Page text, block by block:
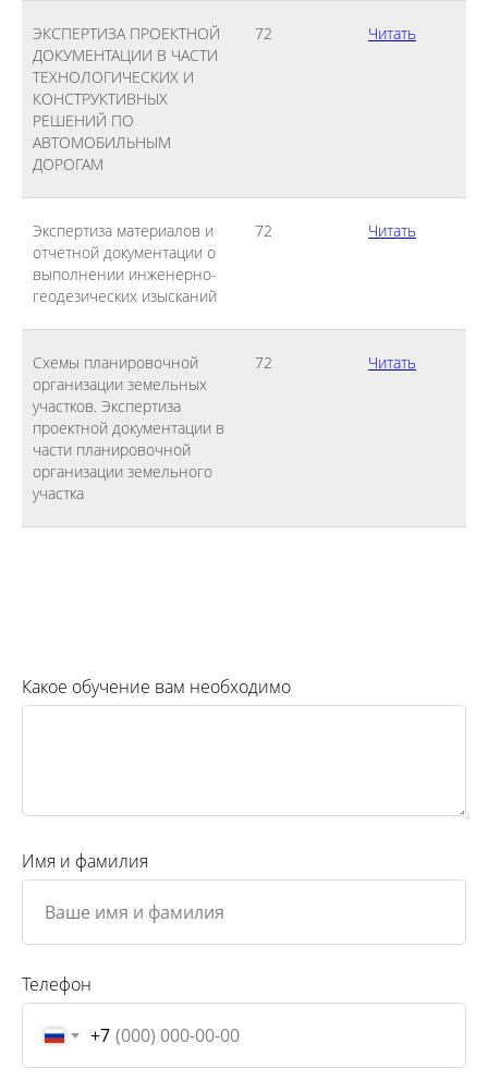
ЭКСПЕРТИЗА ПРОЕКТНОЙ
ДОКУМЕНТАЦИИ В ЧАСТИ
ТЕХНОЛОГИЧЕСКИХ И
КОНСТРУКТИВНЫХ
РЕШЕНИЙ ПО
АВТОМОБИЛЬНЫМ
ДОРОГАМ
72 Читать
Экспертиза материалов и
отчетной документации о
выполнении инженерно-
геодезических изысканий
72 Читать
Схемы планировочной
организации земельных
участков. Экспертиза
проектной документации в
части планировочной
организации земельного
участка
72 Читать
Какое обучение вам необходимо
Имя и фамилия
Телефон
+7